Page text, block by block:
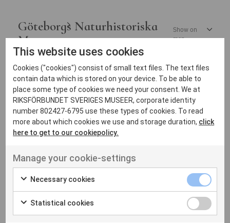
Göteborgs Naturhistoriska
Museum
Show on
map
J
Järnvägsmuseet Show on map
L
Lödöse museum Show on map
This website uses cookies
Cookies ("cookies") consist of small text files. The text files
contain data which is stored on your device. To be able to
place some type of cookies we need your consent. We at
RIKSFÖRBUNDET SVERIGES MUSEER, corporate identity
number 802427-6795 use these types of cookies. To read
more about which cookies we use and storage duration, click
here to get to our cookiepolicy.
Manage your cookie-settings
Necessary cookies
Statistical cookies